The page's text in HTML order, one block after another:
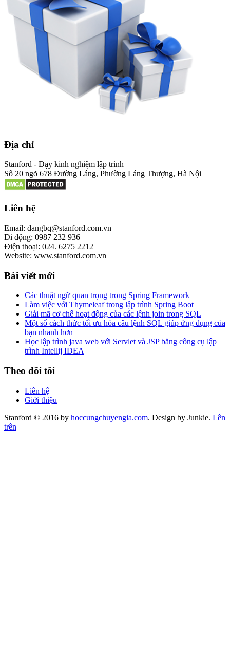
Địa chỉ
Stanford - Dạy kinh nghiệm lập trình
Số 20 ngõ 678 Đường Láng, Phường Láng Thượng, Hà Nội
Liên hệ
Email: dangbq@stanford.com.vn
Di động: 0987 232 936
Điện thoại: 024. 6275 2212
Website: www.stanford.com.vn
Bài viết mới
Các thuật ngữ quan trọng trong Spring Framework
Làm việc với Thymeleaf trong lập trình Spring Boot
Giải mã cơ chế hoạt động của các lệnh join trong SQL
Một số cách thức tối ưu hóa câu lệnh SQL giúp ứng dụng của
bạn nhanh hơn
Học lập trình java web với Servlet và JSP bằng công cụ lập
trình Intellij IDEA
Theo dõi tôi
Liên hệ
Giới thiệu
Stanford © 2016 by hoccungchuyengia.com. Design by Junkie. Lên
trên